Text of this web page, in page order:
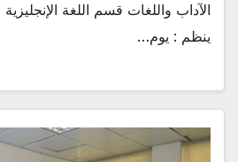
الآداب واللغات قسم اللغة الإنجليزية
ينظم : يوم…